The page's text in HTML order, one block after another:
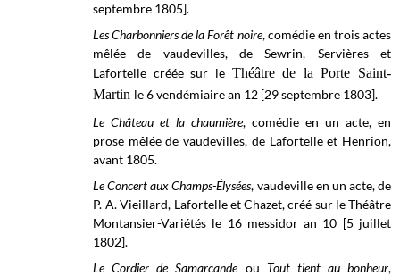
septembre 1805].
Les Charbonniers de la Forêt noire, comédie en trois actes
mêlée de vaudevilles, de Sewrin, Servières et
Lafortelle créée sur le Théâtre de la Porte Saint-
Martin le 6 vendémiairean 12 [29 septembre 1803].
Le Château et la chaumière, comédie en un acte, en
prose mêlée de vaudevilles, de Lafortelle et Henrion,
avant 1805.
Le Concert aux Champs-Élysées, vaudeville en un acte, de
P.-A. Vieillard, Lafortelle et Chazet, créé sur le Théâtre
Montansier-Variétés le 16 messidor an 10 [5 juillet
1802].
Le Cordier de Samarcande ou Tout tient au bonheur,